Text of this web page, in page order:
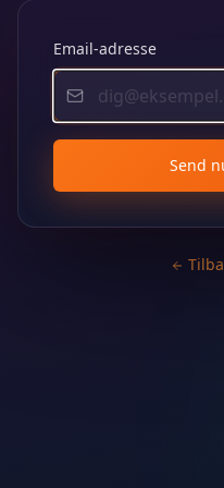
Email-adresse
Send